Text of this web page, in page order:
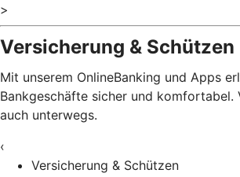
>
Versicherung & Schützen
Mit unserem OnlineBanking und Apps
Bankgeschäfte sicher und komfortabel.
auch unterwegs.
‹
Versicherung & Schützen